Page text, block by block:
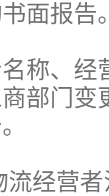
面报告
称、
部门变
流经营